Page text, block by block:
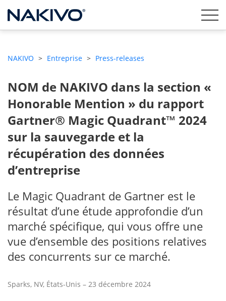
NAKIVO > Entreprise > Press-releases
NOM de NAKIVO dans la section «
Honorable Mention » du rapport
Gartner® Magic Quadrant™ 2024
sur la sauvegarde et la
récupération des données
d’entreprise
Le Magic Quadrant de Gartner est le
résultat d’une étude approfondie d’un
marché spécifique, qui vous offre une
vue d’ensemble des positions relatives
des concurrents sur ce marché.
Sparks, NV, États-Unis – 23 décembre 2024